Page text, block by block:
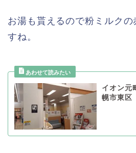
お湯も貰えるので粉ミルク
すね。
イオン
幌市東区